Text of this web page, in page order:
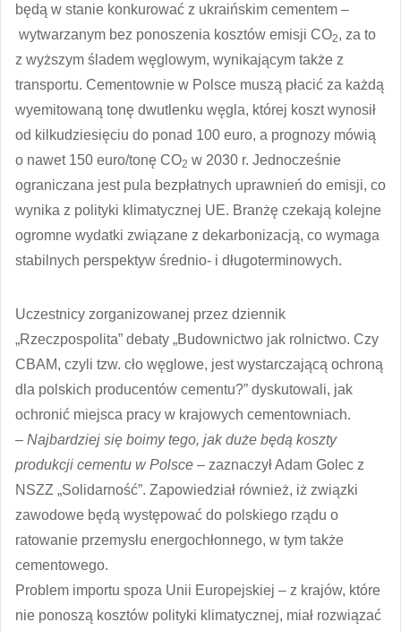
będą w stanie konkurować z ukraińskim cementem –
wytwarzanym bez ponoszenia kosztów emisji CO2, za to
z wyższym śladem węglowym, wynikającym także z
transportu. Cementownie w Polsce muszą płacić za każdą
wyemitowaną tonę dwutlenku węgla, której koszt wynosił
od kilkudziesięciu do ponad 100 euro, a prognozy mówią
o nawet 150 euro/tonę CO2 w 2030 r. Jednocześnie
ograniczana jest pula bezpłatnych uprawnień do emisji, co
wynika z polityki klimatycznej UE. Branżę czekają kolejne
ogromne wydatki związane z dekarbonizacją, co wymaga
stabilnych perspektyw średnio- i długoterminowych.
Uczestnicy zorganizowanej przez dziennik
„Rzeczpospolita” debaty „Budownictwo jak rolnictwo. Czy
CBAM, czyli tzw. cło węglowe, jest wystarczającą ochroną
dla polskich producentów cementu?” dyskutowali, jak
ochronić miejsca pracy w krajowych cementowniach.
– Najbardziej się boimy tego, jak duże będą koszty
produkcji cementu w Polsce – zaznaczył Adam Golec z
NSZZ „Solidarność”. Zapowiedział również, iż związki
zawodowe będą występować do polskiego rządu o
ratowanie przemysłu energochłonnego, w tym także
cementowego.
Problem importu spoza Unii Europejskiej – z krajów, które
nie ponoszą kosztów polityki klimatycznej, miał rozwiązać